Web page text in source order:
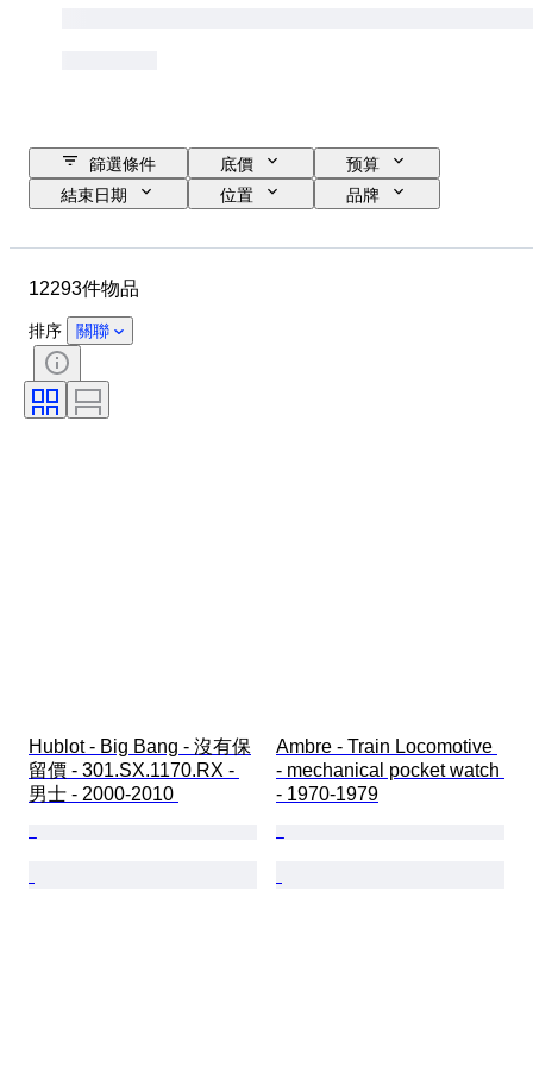
篩選條件 底價
预算
結束日期
位置
品牌
狀態
標題
顏色
時代
原件/副本
12293件物品
排序 關聯
Hublot - Big Bang - 沒有保
留價 - 301.SX.1170.RX -
男士 - 2000-2010
Ambre - Train Locomotive
- mechanical pocket watch
- 1970-1979